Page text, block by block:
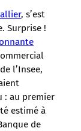
, s’est
Surprise !
l’Insee,
: au premier
estimé à
de